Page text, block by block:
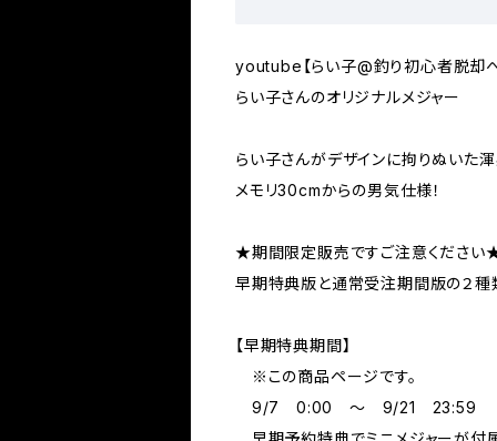
youtube【らい子@釣り初心者脱却
らい子さんのオリジナルメジャー
らい子さんがデザインに拘りぬいた渾
メモリ30cmからの男気仕様！
★期間限定販売ですご注意ください
早期特典版と通常受注期間版の２種
【早期特典期間】
※この商品ページです。
9/7 0:00 ～ 9/21 23:59